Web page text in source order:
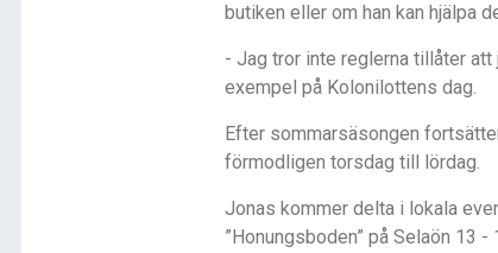
butiken eller om han kan hjälpa
- Jag tror inte reglerna tillåter
exempel på Kolonilottens dag.
Efter sommarsäsongen
förmodligen torsdag till lördag.
Jonas kommer delta i lokala
”Honungsboden” på Selaön 13